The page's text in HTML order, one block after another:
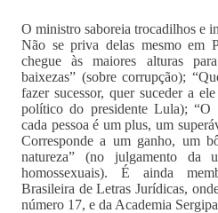
O ministro saboreia trocadilhos e
Não se priva delas mesmo em
chegue às maiores alturas
baixezas” (sobre corrupção);
fazer sucessor, quer suceder a
político do presidente Lula); “O
cada pessoa é um plus, um
Corresponde a um ganho, um
natureza” (no julgamento da
homossexuais). É ainda
Brasileira de Letras Jurídicas,
número 17, e da Academia